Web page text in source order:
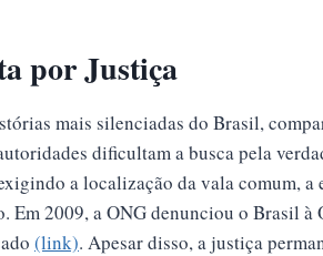
por Justiça
mais silenciadas do Brasil,
dificultam a busca pela
a localização da vala comum, a
2009, a ONG denunciou o Brasil à
(link). Apesar disso, a justiça